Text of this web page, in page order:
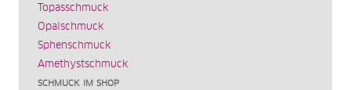
Topasschmuck
Opalschmuck
Sphenschmuck
Amethystschmuck
SCHMUCK IM SHOP